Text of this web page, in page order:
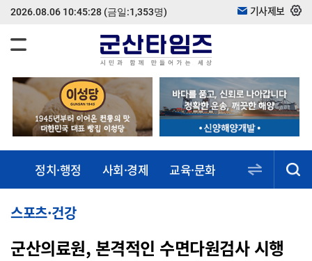
2026.08.06 10:45:28 (금일:1,353명) 기사제보
정치·행정 사회·경제 교육·문화 스포츠·건강
스포츠·건강
군산의료원, 본격적인 수면다원검사 시행